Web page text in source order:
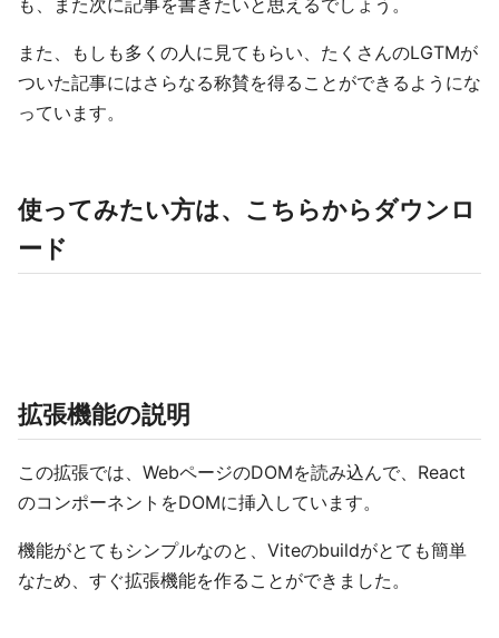
も、また次に記事を書きたいと思えるでしょう。
また、もしも多くの人に見てもらい、たくさんのLGTMが
ついた記事にはさらなる称賛を得ることができるようにな
っています。
使ってみたい方は、こちらからダウンロ
ード
拡張機能の説明
この拡張では、WebページのDOMを読み込んで、React
のコンポーネントをDOMに挿入しています。
機能がとてもシンプルなのと、Viteのbuildがとても簡単
なため、すぐ拡張機能を作ることができました。